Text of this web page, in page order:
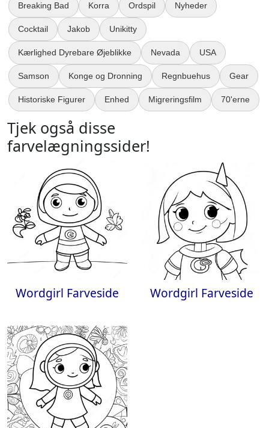
Breaking Bad Korra Ordspil Nyheder
Cocktail Jakob Unikitty
Kærlighed Dyrebare Øjeblikke Nevada USA
Samson Konge og Dronning Regnbuehus Gear
Historiske Figurer Enhed Migreringsfilm 70'erne
Tjek også disse
farvelægningssider!
Wordgirl Farveside Wordgirl Farveside